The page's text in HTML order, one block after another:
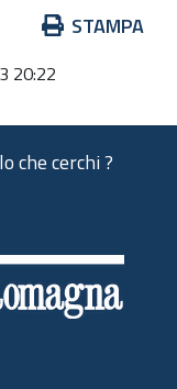
STAMPA
20:22
che cerchi ?